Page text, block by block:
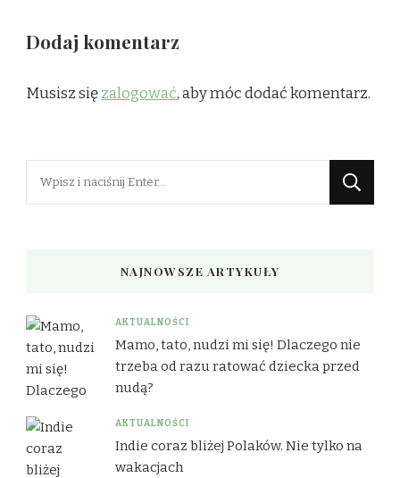
Dodaj komentarz
Musisz sięzalogować, aby móc dodać komentarz.
NAJNOWSZE ARTYKUŁY
AKTUALNOŚCI
Mamo, tato, nudzi mi się! Dlaczego nie
trzeba od razu ratować dziecka przed
nudą?
AKTUALNOŚCI
Indie coraz bliżej Polaków. Nie tylko na
wakacjach